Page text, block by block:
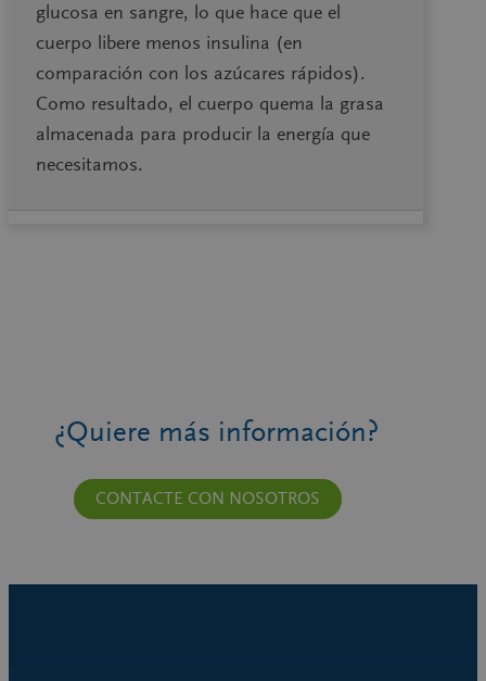
glucosa en sangre, lo que hace que el
cuerpo libere menos insulina (en
comparación con los azúcares rápidos).
Como resultado, el cuerpo quema la grasa
almacenada para producir la energía que
necesitamos.
de cereales crujientes. Productos
innovadores y conceptualización de
ingredientes basados en recetas y en el
conocimiento de los consumidores.
VER CONCEPTO
¿Quiere más información?
CONTACTE CON NOSOTROS